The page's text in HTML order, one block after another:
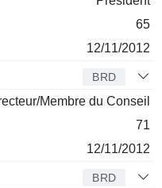
65
12/11/2012
BRD
Membre du Conseil
71
12/11/2012
BRD